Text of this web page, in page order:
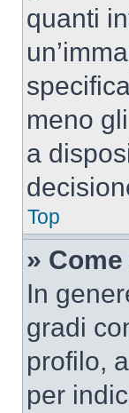
quanti
meno
a
Top
»
In
gradi
profilo,
per